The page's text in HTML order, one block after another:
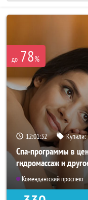
до 78%
12:01:32 Купили:
Спа-программы в
гидромассаж и
Комендантский проспект